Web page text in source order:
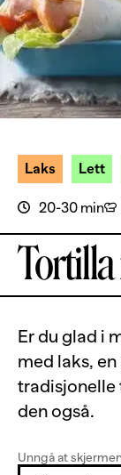
Laks Lett
20-30 min
Er du glad i
med laks,
tradisjonelle
den også.
Unngå at